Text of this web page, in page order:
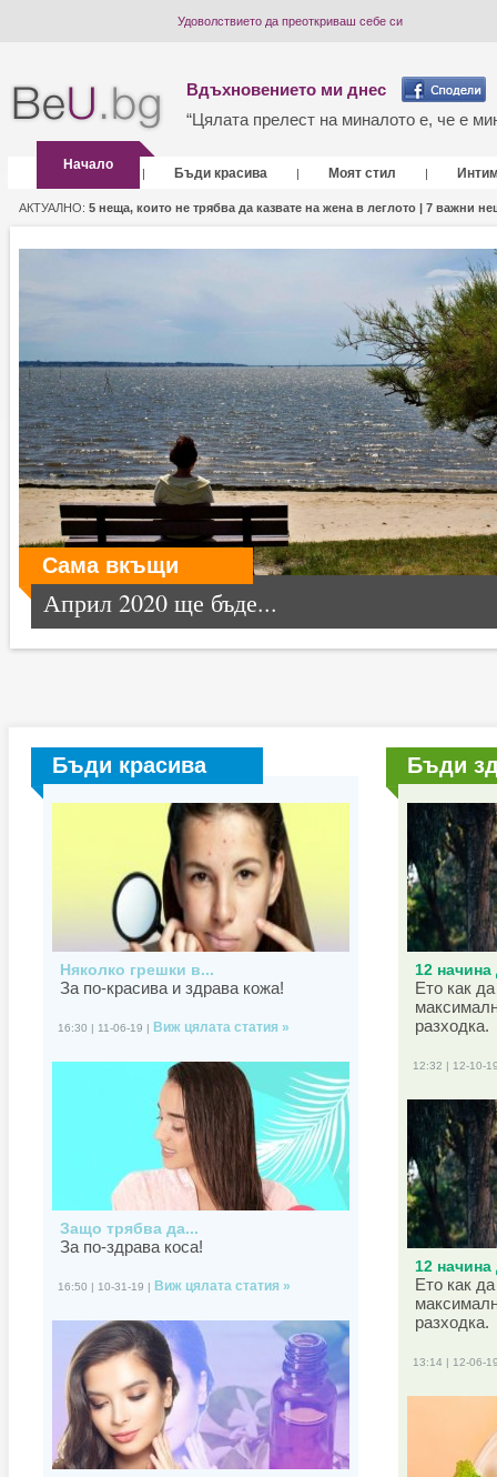
Удоволствието да преоткриваш себе си
Вдъхновението ми днес
“Цялата прелест на миналото е, че е
Начало
| Бъди красива | Моят стил |
АКТУАЛНО: 5 неща, които не трябва да казвате на жена в леглото | 7 важни
Сама вкъщи
Април 2020 ще бъде...
Бъди красива
Няколко грешки в...
За по-красива и здрава кожа!
16:30 | 11-06-19 | Виж цялата статия »
Защо трябва да...
За по-здрава коса!
16:50 | 10-31-19 | Виж цялата статия »
Бъди
12 начина
Ето как
разходка.
12:32 | 12-10-
12 начина
Ето как
разходка.
13:14 | 12-06-